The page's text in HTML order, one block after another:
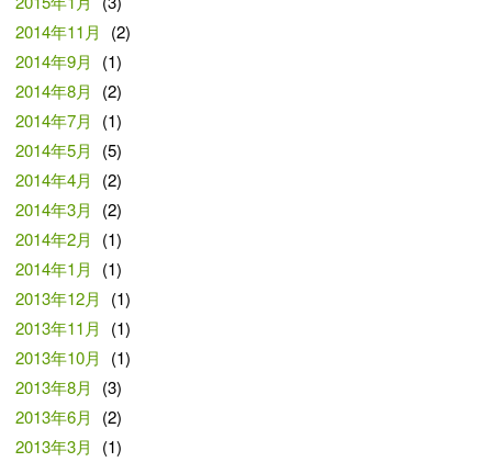
2014年11月
(2)
2014年9月
(1)
2014年8月
(2)
2014年7月
(1)
2014年5月
(5)
2014年4月
(2)
2014年3月
(2)
2014年2月
(1)
2014年1月
(1)
2013年12月
(1)
2013年11月
(1)
2013年10月
(1)
2013年8月
(3)
2013年6月
(2)
2013年3月
(1)